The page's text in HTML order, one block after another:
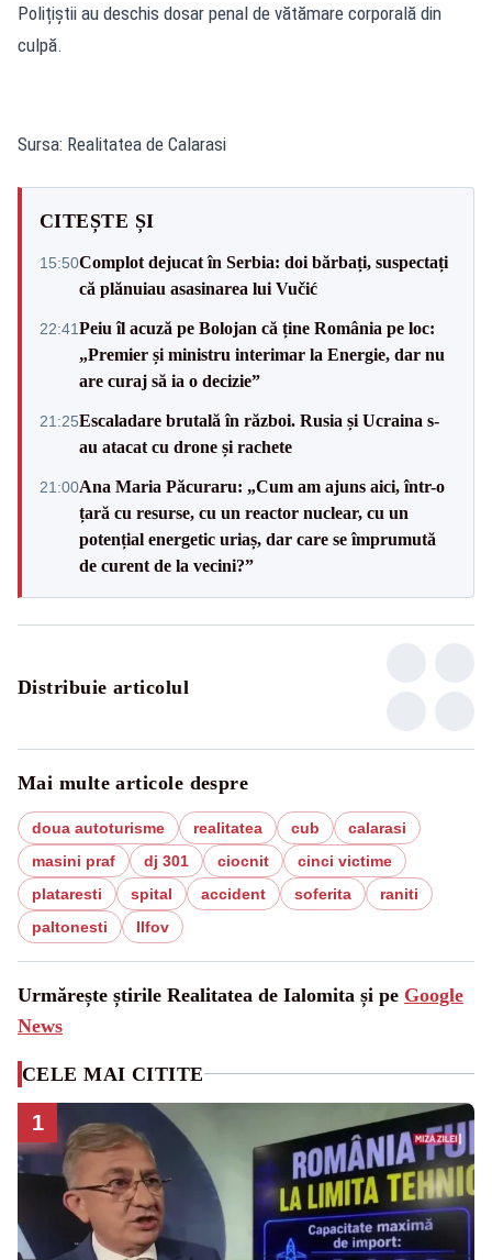
Polițiștii au deschis dosar penal de vătămare corporală din
culpă.
Sursa: Realitatea de Calarasi
CITEȘTE ȘI
15:50Complot dejucat în Serbia: doi bărbați, suspectați
că plănuiau asasinarea lui Vučić
22:41Peiu îl acuză pe Bolojan că ține România pe loc:
„Premier și ministru interimar la Energie, dar nu
are curaj să ia o decizie”
21:25Escaladare brutală în război. Rusia și Ucraina s-
au atacat cu drone și rachete
21:00Ana Maria Păcuraru: „Cum am ajuns aici, într-o
țară cu resurse, cu un reactor nuclear, cu un
potențial energetic uriaș, dar care se împrumută
de curent de la vecini?”
Distribuie articolul
Mai multe articole despre
doua autoturisme realitatea cub
calarasi
masini praf
dj 301 ciocnit
cinci victime
plataresti
spital accident soferita
raniti
paltonesti
Ilfov
Urmărește știrile Realitatea de Ialomita și pe Google
News
CELE MAI CITITE
1